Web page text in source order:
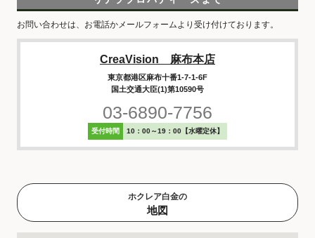
お問い合わせは、お電話かメールフォームより受け付けております。
CreaVision 麻布本店
東京都港区麻布十番1-7-1-6F
国土交通大臣(1)第10590号
03-6890-7756
受付時間 10：00～19：00【水曜定休】
ホクレア白金の
地図